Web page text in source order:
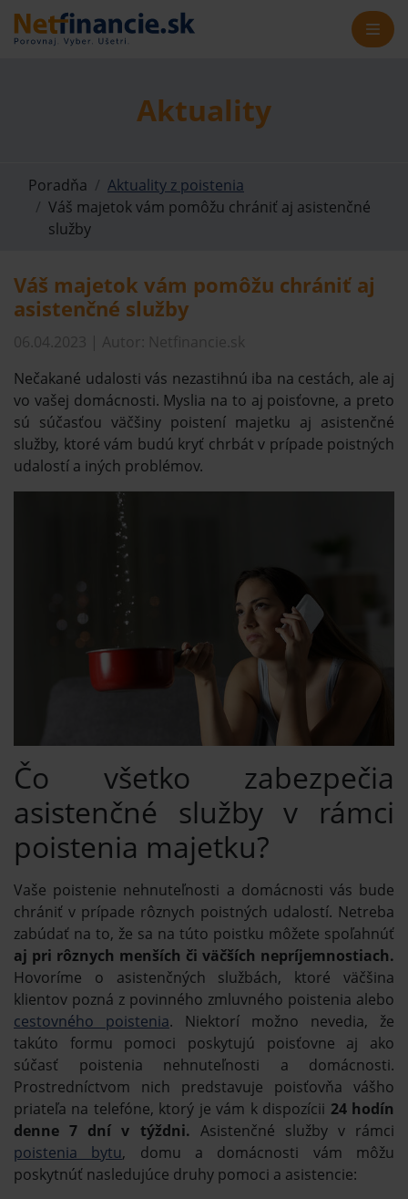
Aktuality
Poradňa
Aktuality z poistenia
Váš majetok vám pomôžu chrániť aj asistenčné
služby
Váš majetok vám pomôžu chrániť aj
asistenčné služby
06.04.2023 | Autor: Netfinancie.sk
Nečakané udalosti vás nezastihnú iba na cestách, ale aj
vo vašej domácnosti. Myslia na to aj poisťovne, a preto
sú súčasťou väčšiny poistení majetku aj asistenčné
služby, ktoré vám budú kryť chrbát v prípade poistných
udalostí a iných problémov.
Čo všetko zabezpečia
asistenčné služby v rámci
poistenia majetku?
Vaše poistenie nehnuteľnosti a domácnosti vás bude
chrániť v prípade rôznych poistných udalostí. Netreba
zabúdať na to, že sa na túto poistku môžete spoľahnúť
aj pri rôznych menších či väčších nepríjemnostiach.
Hovoríme o asistenčných službách, ktoré väčšina
klientov pozná z povinného zmluvného poistenia alebo
cestovného poistenia. Niektorí možno nevedia, že
takúto formu pomoci poskytujú poisťovne aj ako
súčasť poistenia nehnuteľnosti a domácnosti.
Prostredníctvom nich predstavuje poisťovňa vášho
priateľa na telefóne, ktorý je vám k dispozícii 24 hodín
denne 7 dní v týždni. Asistenčné služby v rámci
poistenia bytu, domu a domácnosti vám môžu
poskytnúť nasledujúce druhy pomoci a asistencie: